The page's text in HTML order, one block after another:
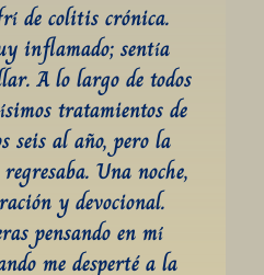
de colitis crónica.
inflamado; sentía
A lo largo de todos
tratamientos de
seis al año, pero la
Una noche,
y devocional.
pensando en mí
me desperté a la